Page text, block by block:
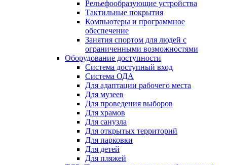
Рельефообразующие устройства
Тактильные покрытия
Компьютеры и программное
обеспечение
Занятия спортом для людей с
ограниченными возможностями
Оборудование доступности
Система доступный вход
Система ОДА
Для адаптации рабочего места
Для музеев
Для проведения выборов
Для храмов
Для санузла
Для открытых территорий
Для парковки
Для детей
Для пляжей